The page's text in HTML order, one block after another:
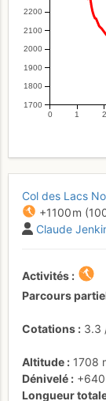
1700
1800
1900
2000
2100
2200
0 1 2
Col des Lacs
+1100 m
Claude
Activités
Parcours
Cotations 3.3
Altitude 1708
Dénivelé
Longueur